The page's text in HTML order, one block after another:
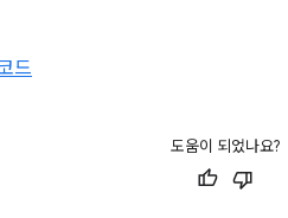
드
도움이 되었나요?